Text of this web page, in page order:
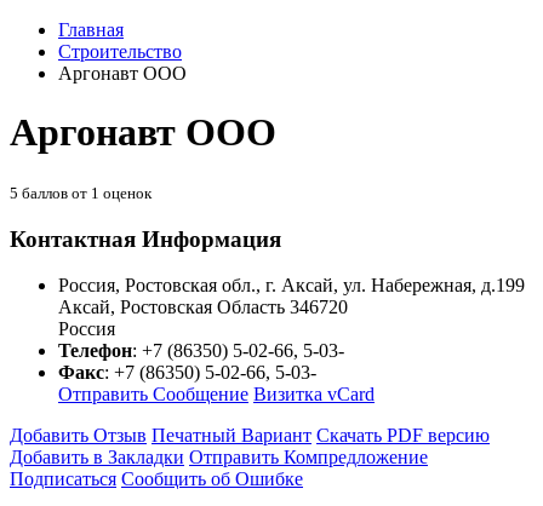
Главная
Строительство
Аргонавт ООО
Аргонавт ООО
5 баллов от 1 оценок
Контактная Информация
Россия, Ростовская обл., г. Аксай, ул. Набережная, д.199
Аксай, Ростовская Область 346720
Россия
Телефон: +7 (86350) 5-02-66, 5-03-
Факс: +7 (86350) 5-02-66, 5-03-
Отправить Сообщение Визитка vCard
Добавить Отзыв Печатный Вариант Скачать PDF версию
Добавить в Закладки Отправить Компредложение
Подписаться Сообщить об Ошибке